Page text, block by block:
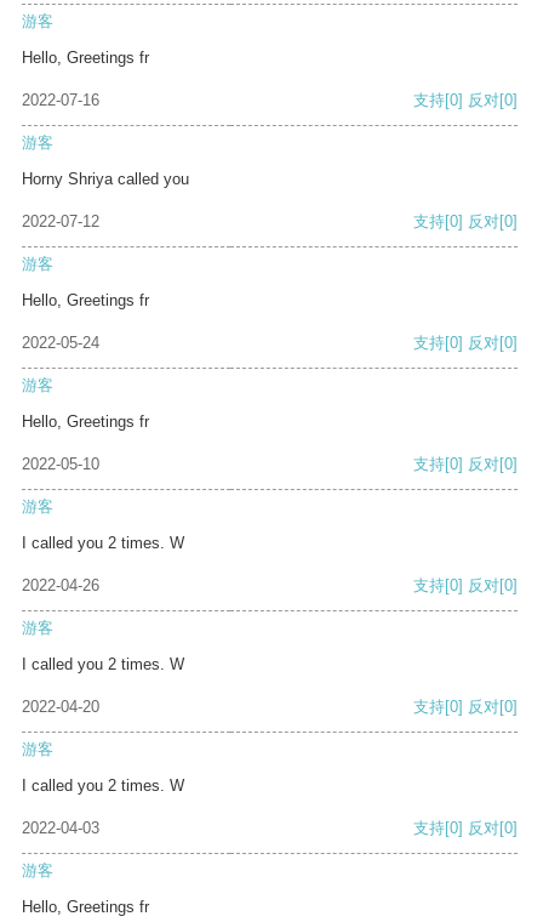
游客
Hello, Greetings fr
2022-07-16 支持[0] 反对[0]
游客
Horny Shriya called you
2022-07-12 支持[0] 反对[0]
游客
Hello, Greetings fr
2022-05-24 支持[0] 反对[0]
游客
Hello, Greetings fr
2022-05-10 支持[0] 反对[0]
游客
I called you 2 times. W
2022-04-26 支持[0] 反对[0]
游客
I called you 2 times. W
2022-04-20 支持[0] 反对[0]
游客
I called you 2 times. W
2022-04-03 支持[0] 反对[0]
游客
Hello, Greetings fr